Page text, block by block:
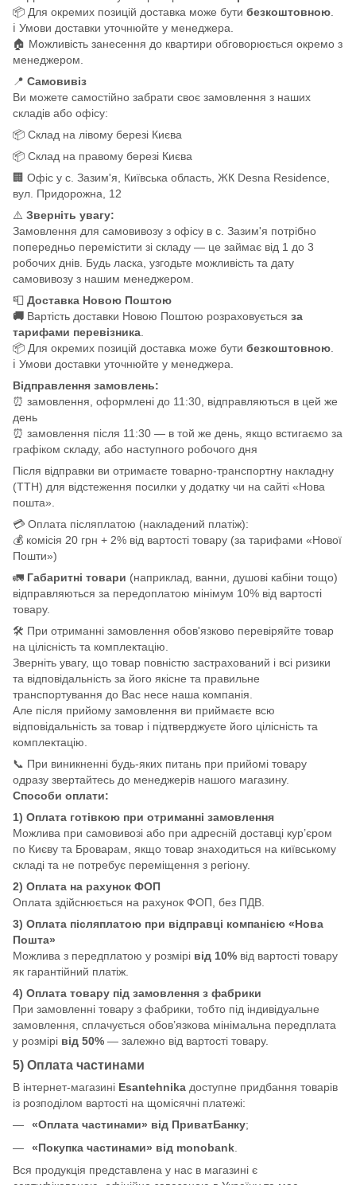
📦 Для окремих позицій доставка може бути безкоштовною
ℹ️ Умови доставки уточнюйте у менеджера.
🏠 Можливість занесення до квартири обговорюється окремо з
менеджером.
📍 Самовивіз
Ви можете самостійно забрати своє замовлення з наших
складів або офісу:
📦 Склад на лівому березі Києва
📦 Склад на правому березі Києва
🏢 Офіс у с. Зазим'я, Київська область, ЖК Desna Residence,
вул. Придорожна, 12
⚠️ Зверніть увагу:
Замовлення для самовивозу з офісу в с. Зазим'я потрібно
попередньо перемістити зі складу — це займає від 1 до 3
робочих днів. Будь ласка, узгодьте можливість та дату
самовивозу з нашим менеджером.
📮 Доставка Новою Поштою
🚚 Вартість доставки Новою Поштою розраховується за
тарифами перевізника
📦 Для окремих позицій доставка може бути безкоштовною
ℹ️ Умови доставки уточнюйте у менеджера.
Відправлення замовлень:
⏰ замовлення, оформлені до 11:30, відправляються в цей же
день
⏰ замовлення після 11:30 — в той же день, якщо встигаємо за
графіком складу, або наступного робочого дня
Після відправки ви отримаєте товарно-транспортну накладну
(ТТН) для відстеження посилки у додатку чи на сайті «Нова
пошта».
💳 Оплата післяплатою (накладений платіж):
💰 комісія 20 грн + 2% від вартості товару (за тарифами «Нової
Пошти»)
🚛 Габаритні товари (наприклад, ванни, душові кабіни тощо)
відправляються за передоплатою мінімум 10% від вартості
товару.
🛠️ При отриманні замовлення обов'язково перевіряйте товар
на цілісність та комплектацію.
Зверніть увагу, що товар повністю застрахований і всі ризики
та відповідальність за його якісне та правильне
транспортування до Вас несе наша компанія.
Але після прийому замовлення ви приймаєте всю
відповідальність за товар і підтверджуєте його цілісність та
комплектацію.
📞 При виникненні будь-яких питань при прийомі товару
одразу звертайтесь до менеджерів нашого магазину.
Способи оплати:
1) Оплата готівкою при отриманні замовлення
Можлива при самовивозі або при адресній доставці кур’єром
по Києву та Броварам, якщо товар знаходиться на київському
складі та не потребує переміщення з регіону.
2) Оплата на рахунок ФОП
Оплата здійснюється на рахунок ФОП, без ПДВ.
3) Оплата післяплатою при відправці компанією «Нова
Пошта»
Можлива з передплатою у розмірі від 10% від вартості товару
як гарантійний платіж.
4) Оплата товару під замовлення з фабрики
При замовленні товару з фабрики, тобто під індивідуальне
замовлення, сплачується обов’язкова мінімальна передплата
у розмірі від 50% — залежно від вартості товару.
5) Оплата частинами
В інтернет-магазині Esantehnika доступне придбання товарів
із розподілом вартості на щомісячні платежі:
«Оплата частинами» від ПриватБанку;
«Покупка частинами» від monobank
Вся продукція представлена у нас в магазині є